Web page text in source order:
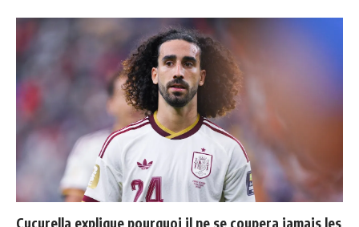
Cucurella explique pourquoi il ne se coupera jamais les